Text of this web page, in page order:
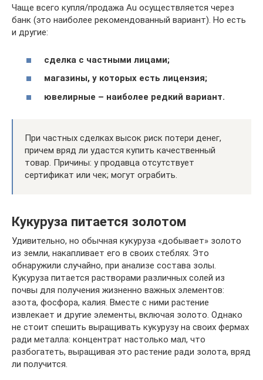
Чаще всего купля/продажа Au осуществляется через
банк (это наиболее рекомендованный вариант). Но есть
и другие:
сделка с частными лицами;
магазины, у которых есть лицензия;
ювелирные – наиболее редкий вариант.
При частных сделках высок риск потери денег,
причем вряд ли удастся купить качественный
товар. Причины: у продавца отсутствует
сертификат или чек; могут ограбить.
Кукуруза питается золотом
Удивительно, но обычная кукуруза «добывает» золото
из земли, накапливает его в своих стеблях. Это
обнаружили случайно, при анализе состава золы.
Кукуруза питается растворами различных солей из
почвы для получения жизненно важных элементов:
азота, фосфора, калия. Вместе с ними растение
извлекает и другие элементы, включая золото. Однако
не стоит спешить выращивать кукурузу на своих фермах
ради металла: концентрат настолько мал, что
разбогатеть, выращивая это растение ради золота, вряд
ли получится.